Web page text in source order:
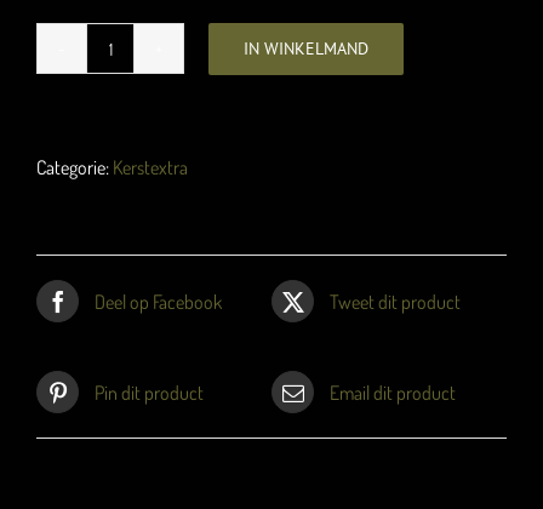
Charcuterie
IN WINKELMAND
Categorie: Kerstextra
Deel op Facebook Tweet dit product
Pin dit product Email dit product